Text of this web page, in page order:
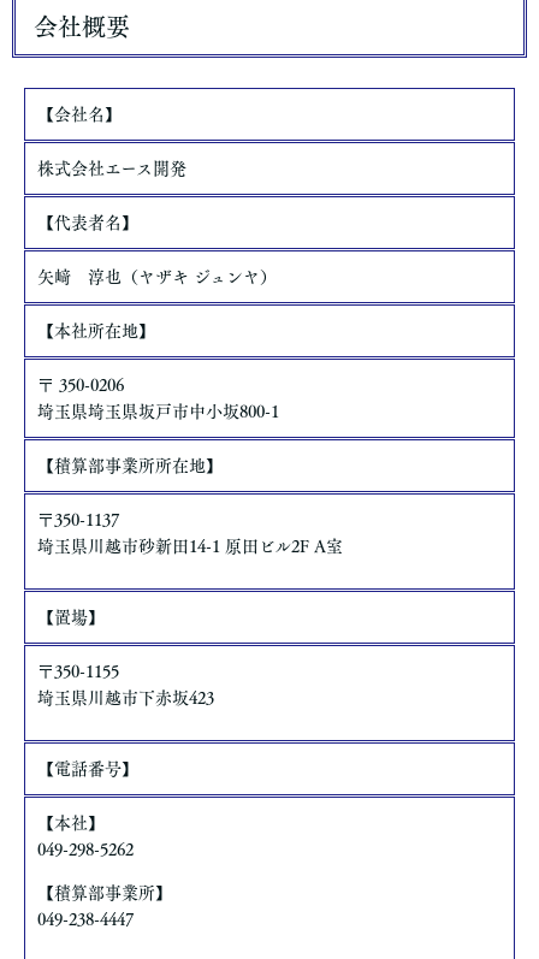
個人情報の利用目的
のご案内やご質問に対する回答として、電子メールや資料のご送
のいずれかに該当する場合を除き、個人情報を第三者に開示いた
・お客さまの同意がある場合
・お客さまが希望されるサービスを行なうために当社が業務を委
託する業者に対して開示する場合
・法令に基づき開示することが必要である場合
個人情報の安全対策
当社は、個人情報の正確性及び安全性確保のために、セキュリテ
ィに万全の対策を講じています。
ご本人の照会
お客さまがご本人の個人情報の照会・修正・削除などをご希望さ
きます。
法令、規範の遵守と見直し
当社は、保有する個人情報に関して適用される日本の法令、その
他規範を遵守するとともに、本ポリシーの内容を適宜見直し、そ
会社概要
【会社名】
株式会社エース開発
【代表者名】
矢﨑 淳也（ヤザキ ジュンヤ）
【本社所在地】
〒 350-0206
埼玉県埼玉県坂戸市中小坂800-1
【積算部事業所所在地】
〒350-1137
埼玉県川越市砂新田14-1 原田ビル2F A室
【置場】
〒350-1155
埼玉県川越市下赤坂423
【電話番号】
【本社】
049-298-5262
【積算部事業所】
​049-238-4447